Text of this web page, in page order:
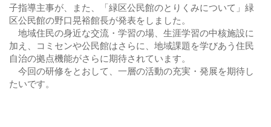
子指導主事が、また、「緑区公民館のとりくみについて」緑
区公民館の野口晃裕館長が発表をしました。
地域住民の身近な交流・学習の場、生涯学習の中核施設に
加え、コミセンや公民館はさらに、地域課題を学びあう住民
自治の拠点機能がさらに期待されています。
今回の研修をとおして、一層の活動の充実・発展を期待し
たいです。